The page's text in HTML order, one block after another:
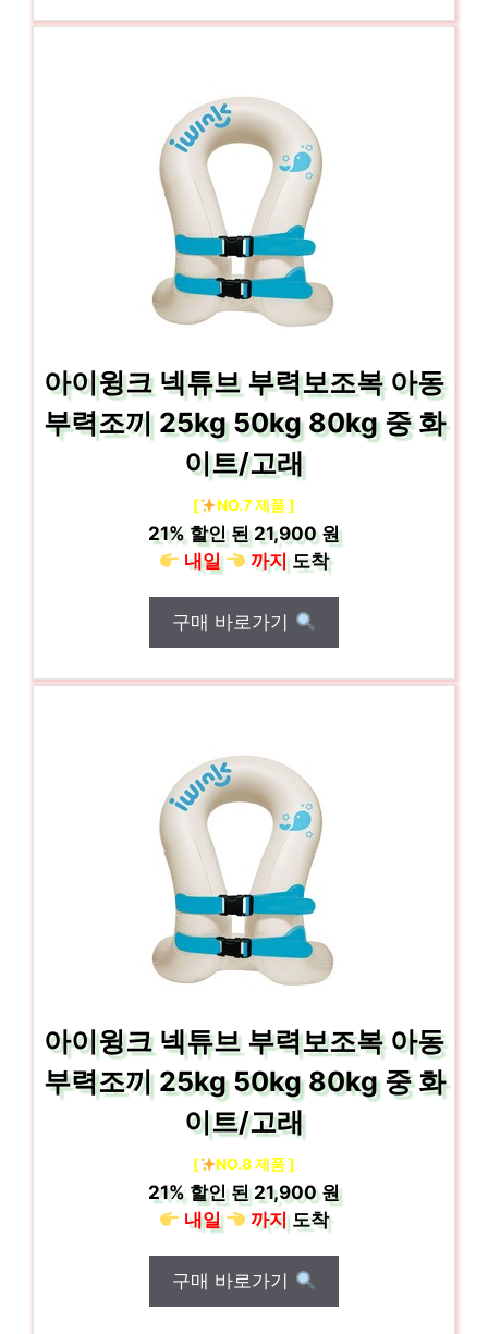
아이윙크 넥튜브 부력보조복 아동
부력조끼 25kg 50kg 80kg 중 화
이트/고래
[ NO.7 제품 ]
21%할인 된21,900 원
내일
까지도착
구매 바로가기
아이윙크 넥튜브 부력보조복 아동
부력조끼 25kg 50kg 80kg 중 화
이트/고래
[ NO.8 제품 ]
21%할인 된21,900 원
내일
까지도착
구매 바로가기